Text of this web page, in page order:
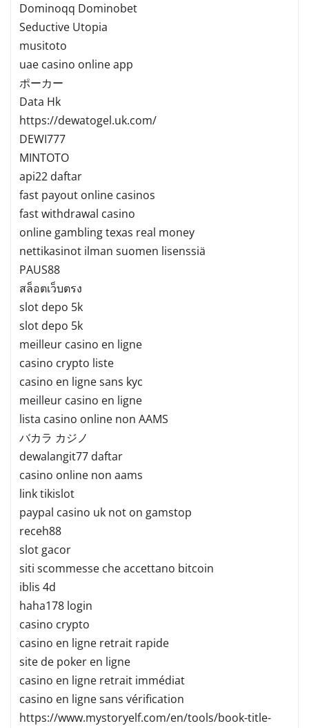
Dominoqq Dominobet
Seductive Utopia
musitoto
uae casino online app
ポーカー
Data Hk
https://dewatogel.uk.com/
DEWI777
MINTOTO
api22 daftar
fast payout online casinos
fast withdrawal casino
online gambling texas real money
nettikasinot ilman suomen lisenssiä
PAUS88
สล็อตเว็บตรง
slot depo 5k
slot depo 5k
meilleur casino en ligne
casino crypto liste
casino en ligne sans kyc
meilleur casino en ligne
lista casino online non AAMS
バカラ カジノ
dewalangit77 daftar
casino online non aams
link tikislot
paypal casino uk not on gamstop
receh88
slot gacor
siti scommesse che accettano bitcoin
iblis 4d
haha178 login
casino crypto
casino en ligne retrait rapide
site de poker en ligne
casino en ligne retrait immédiat
casino en ligne sans vérification
https://www.mystoryelf.com/en/tools/book-title-